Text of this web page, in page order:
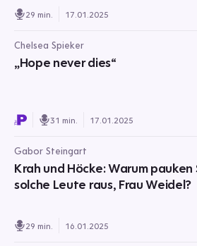
29 min. 17.01.2025
Chelsea Spieker
„Hope never dies“
31 min. 17.01.2025
Gabor Steingart
Krah und Höcke: Warum pauken
solche Leute raus, Frau Weidel?
29 min. 16.01.2025